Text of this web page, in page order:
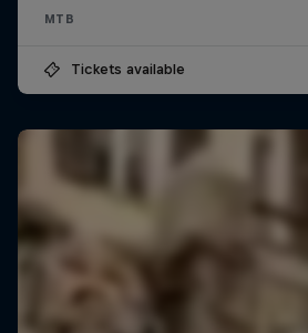
MTB
Tickets available